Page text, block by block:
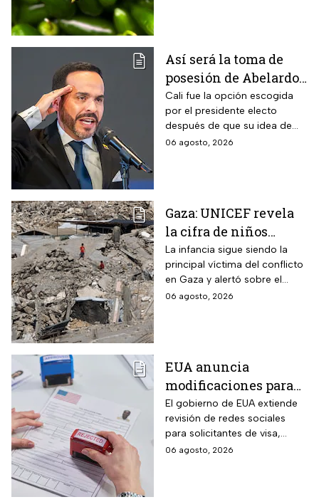
Así será la toma de
posesión de Abelardo
de la Espriella en Cali,
Colombia: fecha, hora
y dónde ver
Cali fue la opción escogida
por el presidente electo
después de que su idea de
hacerlo en una guarnición
06 agosto, 2026
Gaza: UNICEF revela
la cifra de niños
muertos tras alto al
fuego
La infancia sigue siendo la
principal víctima del conflicto
en Gaza y alertó sobre el
aumento de menores
06 agosto, 2026
EUA anuncia
modificaciones para
el trámite de la visa:
mexicanos deberán
cumplir nueva
medida
El gobierno de EUA extiende
revisión de redes sociales
para solicitantes de visa,
incluyendo mexicanos y
06 agosto, 2026